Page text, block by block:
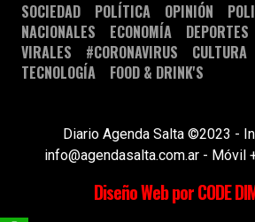
SOCIEDAD POLÍTICA OPINIÓN
NACIONALES
ECONOMÍA DEPORTES
VIRALES
#CORONAVIRUS CULTURA
TECNOLOGÍA
FOOD & DRINK'S
Diario Agenda Salta ©2023 -
info@agendasalta.com.ar - Móvil
Diseño Web por CODE